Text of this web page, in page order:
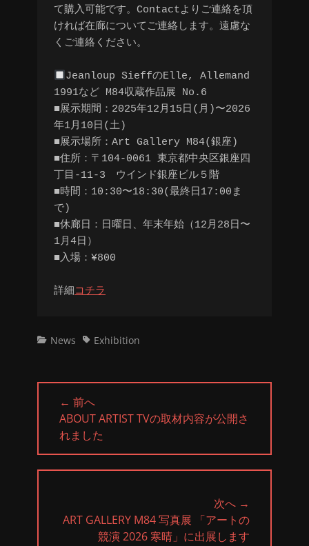
て購入可能です。Contactよりご連絡を頂
ければ在廊についてご連絡します。遠慮な
くご連絡ください。
Jeanloup SieffのElle, Allemand
1991など M84収蔵作品展 No.6
■展示期間：2025年12月15日(月)〜2026
年1月10日(土)
■展示場所：Art Gallery M84(銀座)
■住所：〒104-0061 東京都中央区銀座四
丁目-11-3　ウインド銀座ビル５階
■時間：10:30〜18:30(最終日17:00ま
で)
■休廊日：日曜日、年末年始（12月28日〜
1月4日）
■入場：¥800
詳細 コチラ
カ
リ
News タ Exhibition
投
ゲ
← 前へ
前
の
投
稿:
ABOUT ARTIST TVの取材内容が公開さ
れました
次へ →
次
ART GALLERY M84 写真展 「アートの
競演 2026 寒晴」に出展します